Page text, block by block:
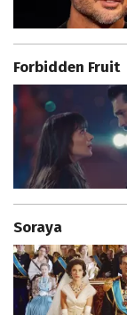
Forbidden Fruit
Soraya